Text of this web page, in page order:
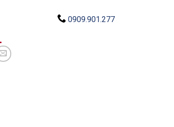
0909.901.277